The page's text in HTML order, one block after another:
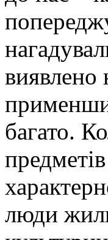
виявлено
багато.
люди